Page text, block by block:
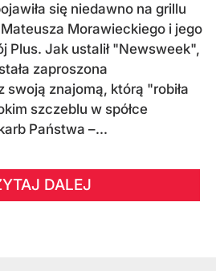
się niedawno na grillu
Morawieckiego i jego
Plus. Jak ustalił "Newsweek",
zaproszona
swoją znajomą, którą "robiła
szczeblu w spółce
Państwa –...
DALEJ